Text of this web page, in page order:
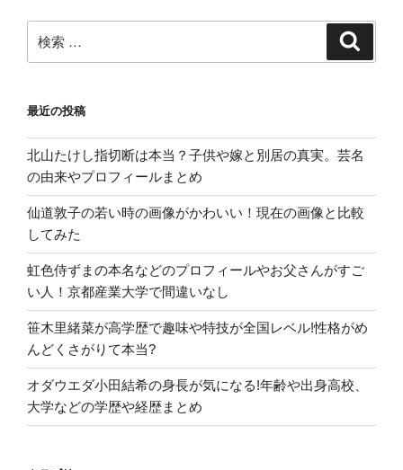
索:
最近の投稿
北山たけし指切断は本当？子供や嫁と別居の真実。芸名
の由来やプロフィールまとめ
仙道敦子の若い時の画像がかわいい！現在の画像と比較
してみた
虹色侍ずまの本名などのプロフィールやお父さんがすご
い人！京都産業大学で間違いなし
笹木里緒菜が高学歴で趣味や特技が全国レベル!性格がめ
んどくさがりて本当?
オダウエダ小田結希の身長が気になる!年齢や出身高校、
大学などの学歴や経歴まとめ